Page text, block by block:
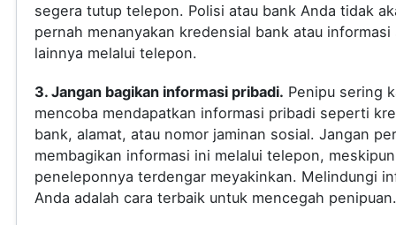
segera tutup telepon. Polisi atau bank Anda tidak
pernah menanyakan kredensial bank atau
lainnya melalui telepon.
3. Jangan bagikan informasi pribadi. Penipu sering
mencoba mendapatkan informasi pribadi seperti
bank, alamat, atau nomor jaminan sosial. Jangan
membagikan informasi ini melalui telepon, meskipun
peneleponnya terdengar meyakinkan. Melindungi
Anda adalah cara terbaik untuk mencegah penipuan.